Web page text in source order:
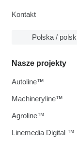
Kontakt
Polska /
Nasze projekty
Autoline™
Machineryline™
Agroline™
Linemedia Digital ™